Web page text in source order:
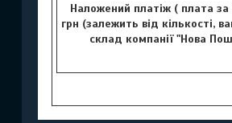
Наложений платіж ( плата
грн (залежить від кількості,
склад компанії "Нова